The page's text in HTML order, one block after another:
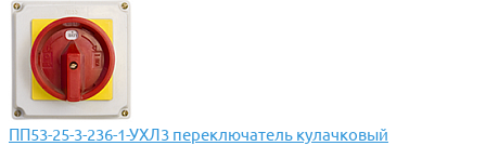
ПП53-25-3-236-1-УХЛ3 переключатель кулачковый